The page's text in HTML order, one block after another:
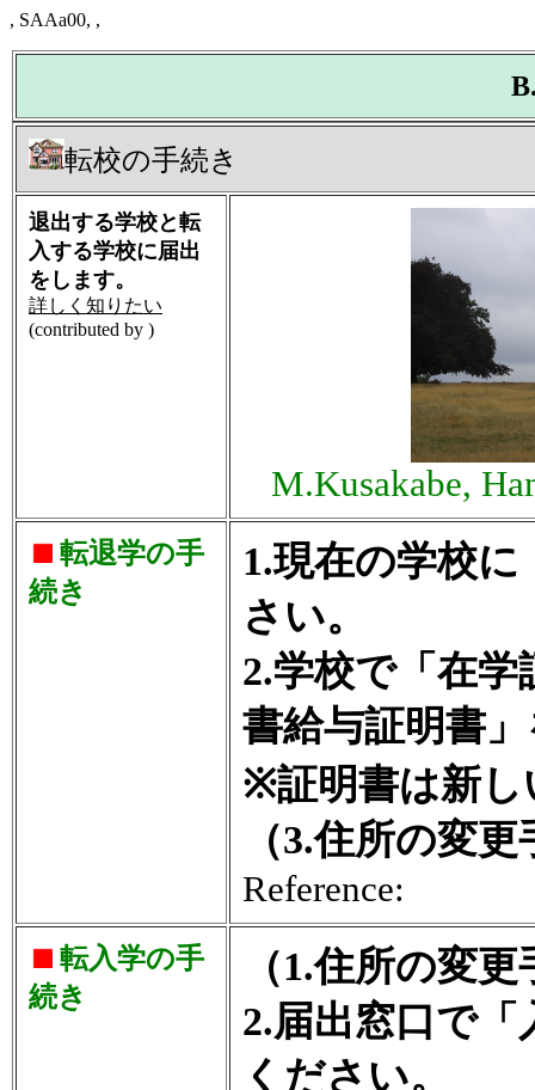
, SAAa00, ,
転校の手続き
退出する学校と転
入する学校に届出
をします。
詳しく知りたい
(contributed by )
M.Kusakabe,
転退学の手
続き
1.現在の学校
さい。
2.学校で「在
書給与証明書
※証明書は新し
（3.住所の変
Reference:
転入学の手
続き
（1.住所の変
2.届出窓口で
ください。